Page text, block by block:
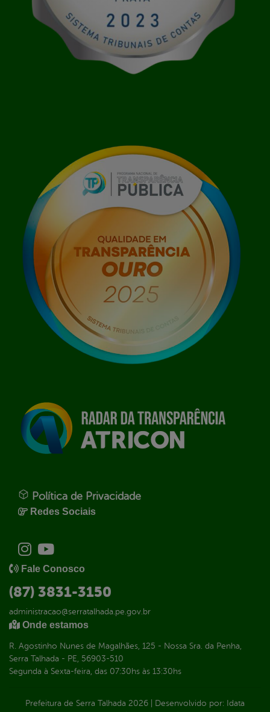
Política de Privacidade
Redes Sociais
Fale Conosco
(87) 3831-3150
administracao@serratalhada.pe.gov.br
Onde estamos
R. Agostinho Nunes de Magalhães, 125 - Nossa Sra. da Penha,
Serra Talhada - PE, 56903-510
Segunda à Sexta-feira, das 07:30hs às 13:30hs
Prefeitura de Serra Talhada 2026 Desenvolvido por: Idata